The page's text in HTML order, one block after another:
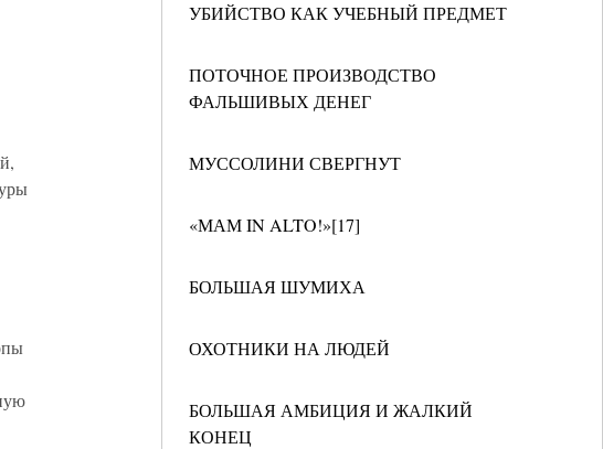
УБИЙСТВО КАК УЧЕБНЫЙ ПРЕДМЕТ
ПОТОЧНОЕ ПРОИЗВОДСТВО
ФАЛЬШИВЫХ ДЕНЕГ
МУССОЛИНИ СВЕРГНУТ
«МАМ IN ALTO!»[17]
БОЛЬШАЯ ШУМИХА
ОХОТНИКИ НА ЛЮДЕЙ
БОЛЬШАЯ АМБИЦИЯ И ЖАЛКИЙ
КОНЕЦ